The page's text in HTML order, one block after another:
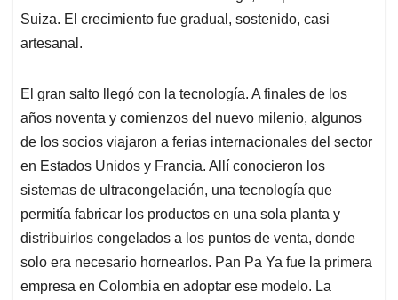
Suiza. El crecimiento fue gradual, sostenido, casi
artesanal.
El gran salto llegó con la tecnología. A finales de los
años noventa y comienzos del nuevo milenio, algunos
de los socios viajaron a ferias internacionales del sector
en Estados Unidos y Francia. Allí conocieron los
sistemas de ultracongelación, una tecnología que
permitía fabricar los productos en una sola planta y
distribuirlos congelados a los puntos de venta, donde
solo era necesario hornearlos. Pan Pa Ya fue la primera
empresa en Colombia en adoptar ese modelo. La